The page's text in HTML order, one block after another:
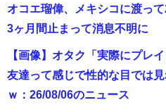
オコエ瑠偉、メキシコに渡っ
3ヶ月間止まって消息不明に
【画像】オタク「実際にプレ
友達って感じで性的な目では
ｗ：26/08/06のニュース